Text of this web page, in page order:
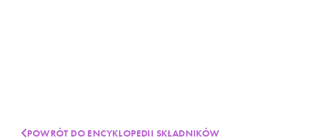
POWRÓT DO ENCYKLOPEDII SKŁADNIKÓW